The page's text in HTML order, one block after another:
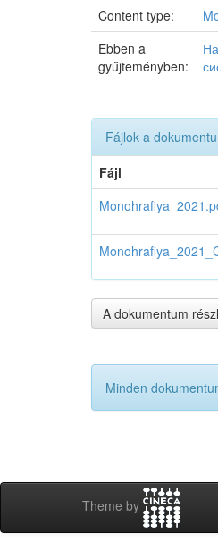
Content type:
Ebben a
gyűjteményben:
Fájlok a
Fájl
A dokumentum
Minden
Theme by